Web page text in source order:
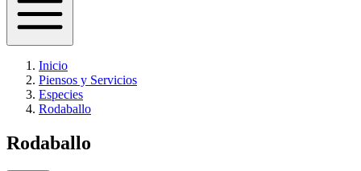
Inicio
Piensos y Servicios
Especies
Rodaballo
Rodaballo